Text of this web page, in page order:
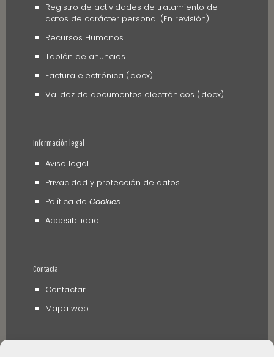
Registro de actividades de tratamiento de
datos de carácter personal (En revisión)
Recursos Humanos
Tablón de anuncios
Factura electrónica (.docx)
Validez de documentos electrónicos (.docx)
Información legal
Aviso legal
Privacidad y protección de datos
Política de Cookies
Accesibilidad
Contacta
Contactar
Mapa web